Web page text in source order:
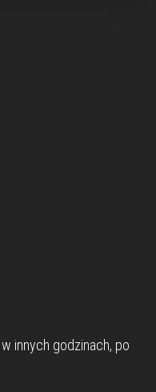
w innych godzinach, po